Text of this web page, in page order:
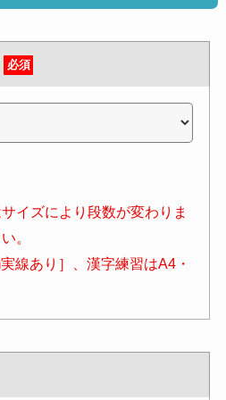
必須
イズにより段数が変わりま
。
線あり］、漢字練習はA4・